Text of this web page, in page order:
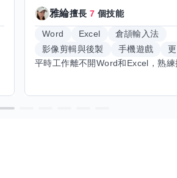
雅綸擅長7 個技能
Word Excel
倉頡輸入法
影像剪輯與後製
手機遊戲